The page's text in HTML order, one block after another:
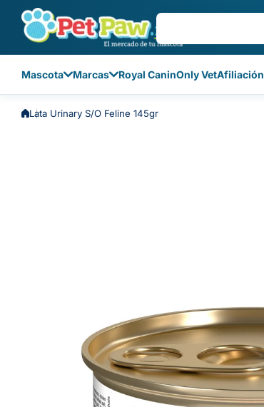
Saltar al contenido
Mascota Marcas Royal CaninOnly VetAfiliación
Lata Urinary S/O Feline 145gr